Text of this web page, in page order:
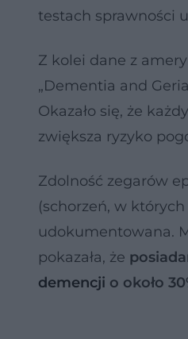
testach sprawności
Z kolei dane z
„Dementia and
Okazało się, że
zwiększa ryzyko
Zdolność zegarów
(schorzeń, w
udokumentowana.
pokazała, że
demencji o około